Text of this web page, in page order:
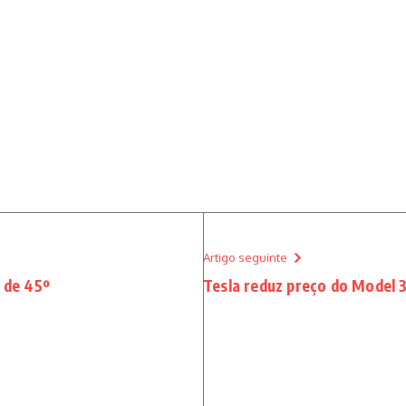
45º
Artigo seguinte
Tesla reduz preço do Model